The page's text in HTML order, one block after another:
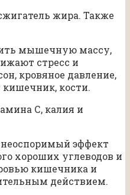
жира. Также
мышечную массу,
стресс и
кровяное давление,
кости.
С, калия и
эффект
хороших углеводов и
кишечника и
действием.